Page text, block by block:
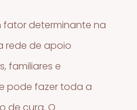
fator determinante na
rede de apoio
familiares e
pode fazer toda a